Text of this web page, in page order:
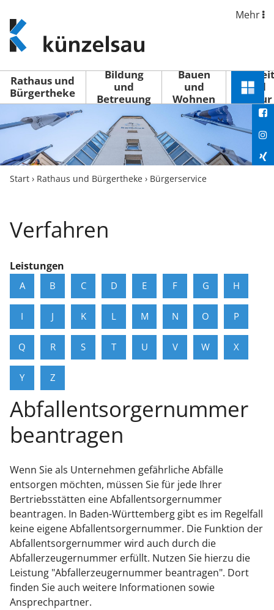
www.kuenzelsau.de
(zur
Startseite)
Mehr
Rathaus und
Bürgertheke
Bildung
und
Betreuung
Bauen
und
Wohnen
Freizeit
und
Kultur
Menü
Start › Rathaus und Bürgertheke › Bürgerservice
Verfahren
Leistungen
A B C D E F G H
I J K L M N O P
Q R S T U V W X
Y Z
Abfallentsorgernummer
beantragen
Wenn Sie als Unternehmen gefährliche Abfälle
entsorgen möchten, müssen Sie für jede Ihrer
Bertriebsstätten eine Abfallentsorgernummer
beantragen. In Baden-Württemberg gibt es im Regelfall
keine eigene Abfallentsorgernummer. Die Funktion der
Abfallentsorgernummer wird auch durch die
Abfallerzeugernummer erfüllt. Nutzen Sie hierzu die
Leistung "Abfallerzeugernummer beantragen". Dort
finden Sie auch weitere Informationen sowie
Ansprechpartner.